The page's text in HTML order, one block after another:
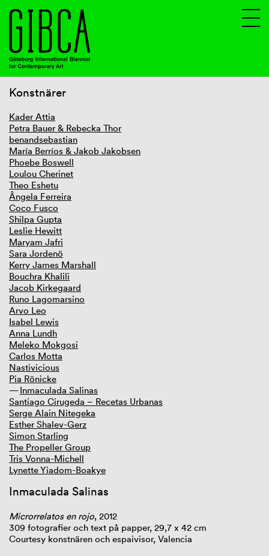
GIBCA 2025
GIBCA 2023
GIBCA 2021
GIBCA 2019
GIBCA 2017
GIBCA 2015
Tematik
Curator
Konstnärer
Arenor
House of Words
Filmprogram
GIBCA Talks
Press
Samarbete
GIBCA 2013
GIBCA 2011
GIBCA 2009–2001
Konstnärer
Kader Attia
Petra Bauer & Rebecka Thor
benandsebastian
María Berríos & Jakob Jakobsen
Phoebe Boswell
Loulou Cherinet
Theo Eshetu
Ângela Ferreira
Coco Fusco
Shilpa Gupta
Leslie Hewitt
Maryam Jafri
Sara Jordenö
Kerry James Marshall
Bouchra Khalili
Jacob Kirkegaard
Runo Lagomarsino
Arvo Leo
Isabel Lewis
Anna Lundh
Meleko Mokgosi
Carlos Motta
Nastivicious
Pia Rönicke
Inmaculada Salinas
Santiago Cirugeda – Recetas Urbanas
Serge Alain Nitegeka
Esther Shalev-Gerz
Simon Starling
The Propeller Group
Tris Vonna-Michell
Lynette Yiadom-Boakye
Inmaculada Salinas
Microrrelatos en rojo, 2012
309 fotografier och text på papper, 29,7 x 42 cm
Courtesy konstnären och espaivisor, Valencia